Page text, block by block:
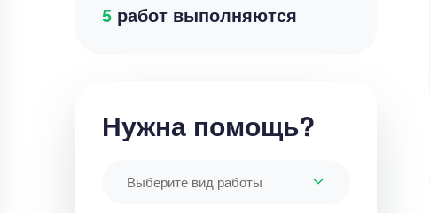
3работ выполняются
Нужна помощь?
Выберите вид работы